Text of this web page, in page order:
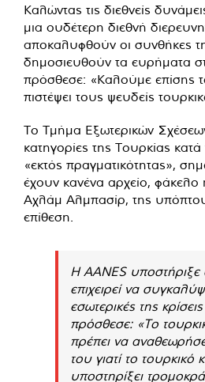
Καλώντας τις διεθνείς
μια ουδέτερη διεθνή
αποκαλυφθούν οι συνθήκες
δημοσιευθούν τα ευρήματα
πρόσθεσε: «Καλούμε επίσης
πιστέψει τους ψευδείς
Το Τμήμα Εξωτερικών
κατηγορίες της Τουρκίας κατά
«εκτός πραγματικότητας»,
έχουν κανένα αρχείο,
Αχλάμ Αλμπασίρ, της υπόπτου
επίθεση.
Η AANES υποστήριξε
επιχειρεί να
εσωτερικές της κρίσεις
πρόσθεσε: «Το
πρέπει να
του γιατί το τουρκικό
υποστηρίξει